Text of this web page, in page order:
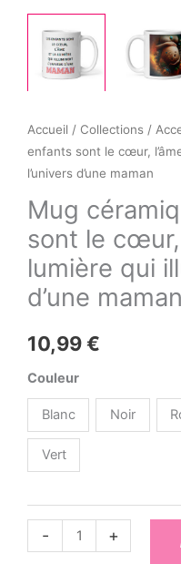
Accueil / Collections /
enfants sont le cœur,
l’univers d’une maman
Mug
sont le cœur,
lumière qui
d’une maman
10,99€
Couleur
Blanc Noir
Vert
-
de
+